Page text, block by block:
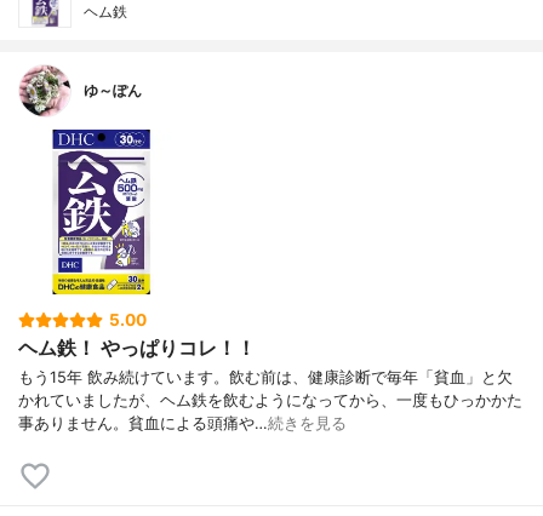
ヘム鉄
ゆ～ぽん
5.00
ヘム鉄！ やっぱりコレ！！
もう15年 飲み続けています。飲む前は、健康診断で毎年「貧血」と欠
かれていましたが、ヘム鉄を飲むようになってから、一度もひっかかた
事ありません。貧血による頭痛や…続きを見る